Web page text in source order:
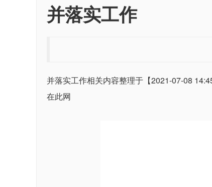
并落实工作
并落实工作相关内容整理于【2021-07-08
在此网